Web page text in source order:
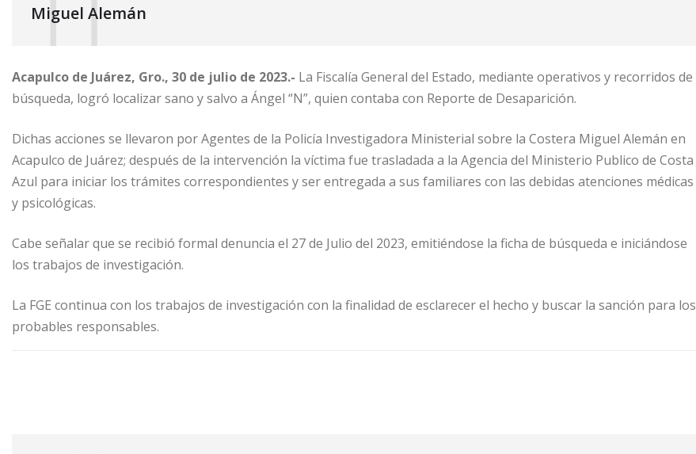
Miguel Alemán
Acapulco de Juárez, Gro., 30 de julio de 2023.- La Fiscalía General del Estado, mediante operativos y recorridos de
búsqueda, logró localizar sano y salvo a Ángel “N”, quien contaba con Reporte de Desaparición.
Dichas acciones se llevaron por Agentes de la Policía Investigadora Ministerial sobre la Costera Miguel Alemán en
Acapulco de Juárez; después de la intervención la víctima fue trasladada a la Agencia del Ministerio Publico de Costa
Azul para iniciar los trámites correspondientes y ser entregada a sus familiares con las debidas atenciones médicas
y psicológicas.
Cabe señalar que se recibió formal denuncia el 27 de Julio del 2023, emitiéndose la ficha de búsqueda e iniciándose
los trabajos de investigación.
La FGE continua con los trabajos de investigación con la finalidad de esclarecer el hecho y buscar la sanción para los
probables responsables.